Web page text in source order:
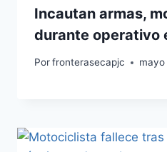
Incautan armas,
durante operativo
Porfronterasecapjc mayo